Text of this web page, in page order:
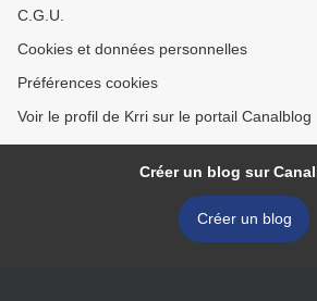
C.G.U.
Cookies et données personnelles
Préférences cookies
Voir le profil de Krri sur le portail Canalblog
Créer un blog sur
Créer un blog